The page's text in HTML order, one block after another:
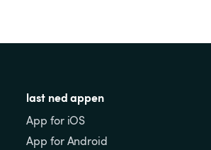
last ned appen
App for iOS
App for Android